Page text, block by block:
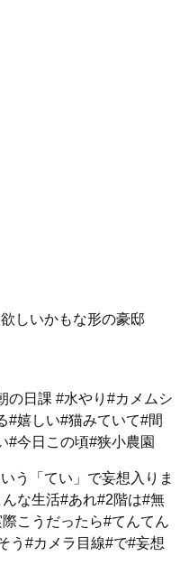
しいかもな形の豪邸
の日課 #水やり#カメムシ
#嬉しい#猫みていて#間
#今日この頃#狭小農園
う「てい」で妄想入りま
な生活#あれ#2階は#無
こうだったら#てんてん
う#カメラ目線#で#妄想